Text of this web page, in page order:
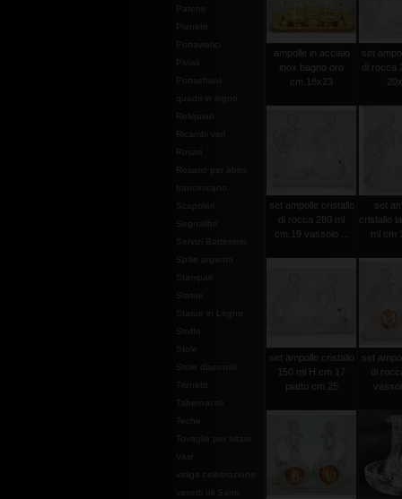
Patene
Pianete
Portaviatici
Piviali
Portachiavi
quadri in legno
Reliquiari
Ricambi vari
Rosari
Rosario per abito
francescano
Scapolari
Segnalibri
Servizi Battesimo
Spille argento
Stampati
Statue
Statue in Legno
Stoffe
Stole
Stole diaconali
Tabernacoli
valige celebrazione
ampolle in acciaio
inox bagno oro
cm.18x23
set
di rocca
set ampolle cristallo
di rocca 280 ml
cm.19 vassoio ...
set
cristallo
ml cm
set ampolle cristallo
150 ml H.cm 17
piatto cm.25
set
di